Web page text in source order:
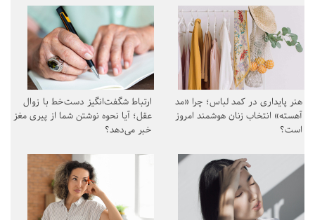
هنر پایداری در کمد لباس؛ چرا «مد
آهسته» انتخاب زنان هوشمند امروز
است؟
ارتباط شگفت‌انگیز دست‌خط با زوال
عقل؛ آیا نحوه نوشتن شما از پیری مغز
خبر می‌دهد؟